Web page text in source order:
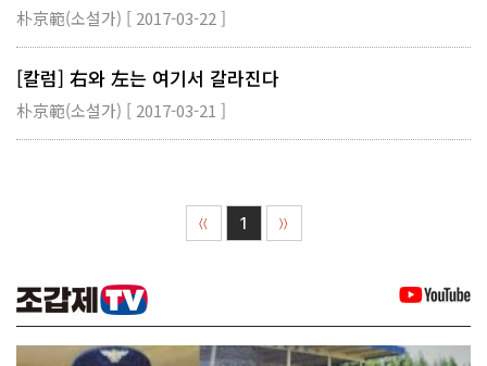
朴京範(소설가) [ 2017-03-22 ]
[칼럼] 右와 左는 여기서 갈라진다
朴京範(소설가) [ 2017-03-21 ]
〈〈 1 〉〉